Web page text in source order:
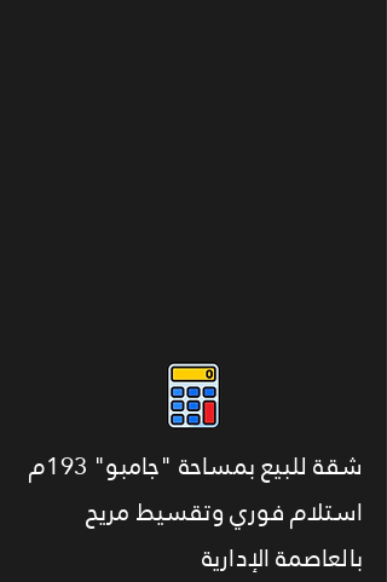
شقة للبيع بمساحة "جامبو" 193م
استلام فوري وتقسيط مريح
بالعاصمة الإدارية